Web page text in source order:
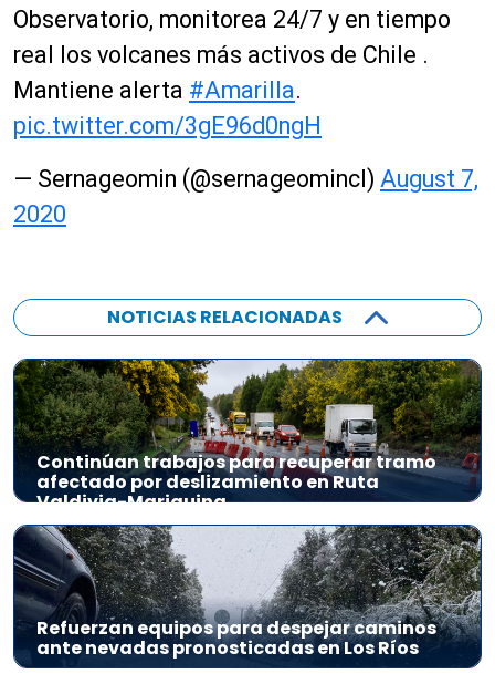
Observatorio, monitorea 24/7 y en tiempo
real los volcanes más activos de Chile .
Mantiene alerta #Amarilla.
pic.twitter.com/3gE96d0ngH
— Sernageomin (@sernageomincl) August 7,
2020
NOTICIAS RELACIONADAS
Continúan trabajos para recuperar tramo
afectado por deslizamiento en Ruta
Valdivia-Mariquina
Refuerzan equipos para despejar caminos
ante nevadas pronosticadas en Los Ríos